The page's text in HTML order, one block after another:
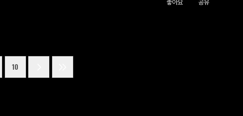
좋아요 공유
10